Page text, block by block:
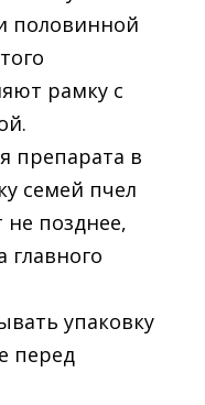
половинной
рамку с
препарата в
семей пчел
позднее,
главного
упаковку
перед